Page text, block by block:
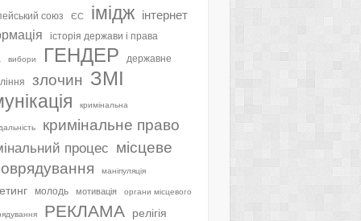
союз ЄС імідж інтернет
історія держави і права
вибори ГЕНДЕР державне
злочин ЗМІ
кримінальна
кримінальне право
процес місцеве
маніпуляція
молодь мотивація органи місцевого
РЕКЛАМА релігія